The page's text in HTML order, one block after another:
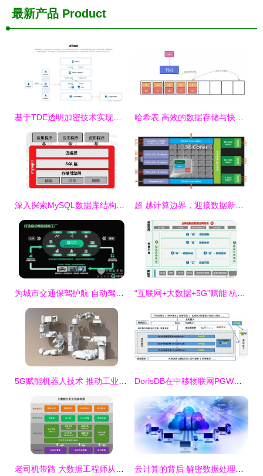
最新产品 Product